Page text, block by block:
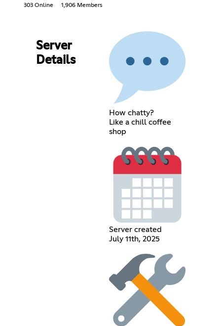
303 Online 1,906 Members
Server
Details
How chatty?
Like a chill coffee
shop
Server created
July 11th, 2025